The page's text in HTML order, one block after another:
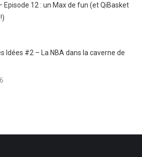
Episode 12 : un Max de fun (et QiBasket
Idées #2 – La NBA dans la caverne de